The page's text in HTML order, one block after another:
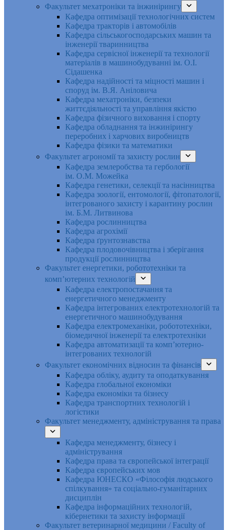
Факультет мехатроніки та інжинірингу
Кафедра оптимізації технологічних систем
Кафедра тракторів і автомобілів
Кафедра сільськогосподарських машин та
інженерії тваринництва
Кафедра cервісної інженерії та технології
матеріалів в машинобудуванні ім. О.І.
Сідашенка
Кафедра надійності та міцності машин і
споруд ім. В.Я. Аніловича
Кафедра мехатроніки, безпеки
життєдіяльності та управління якістю
Кафедра фізичного виховання і спорту
Кафедра обладнання та інжинірингу
переробних і харчових виробництв
Кафедра фізики та математики
Факультет агрономії та захисту рослин
Кафедра землеробства та гербології
ім. О.М. Можейка
Кафедра генетики, селекції та насінництва
Кафедра зоології, ентомології, фітопатології,
інтегрованого захисту і карантину рослин
ім. Б.М. Литвинова
Кафедра рослинництва
Кафедра агрохімії
Кафедра ґрунтознавства
Кафедра плодовочівництва і зберігання
продукції рослинництва
Факультет енергетики, робототехніки та
комп’ютерних технологій
Кафедра електропостачання та
енергетичного менеджменту
Кафедра інтегрованих електротехнологій та
енергетичного машинобудування
Кафедра електромеханіки, робототехніки,
біомедичної інженерії та електротехніки
Кафедра автоматизації та комп’ютерно-
інтегрованих технологій
Факультет економічних відносин та фінансів
Кафедра обліку, аудиту та оподаткування
Кафедра глобальної економіки
Кафедра економіки та бізнесу
Кафедра транспортних технологій і
логістики
Факультет менеджменту, адміністрування та права
Кафедра менеджменту, бізнесу і
адміністрування
Кафедра права та європейської інтеграції
Кафедра європейських мов
Кафедра ЮНЕСКО «Філософія людського
спілкування» та соціально-гуманітарних
дисциплін
Кафедра інформаційних технологій,
кібернетики та захисту інформації
Факультет ветеринарної медицини / Faculty of